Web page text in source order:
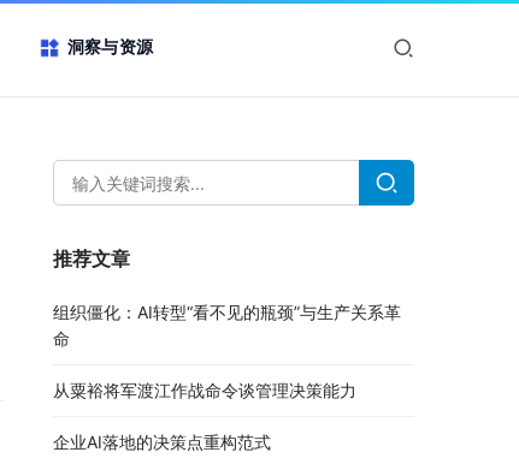
洞察与资源
推荐文章
组织僵化：AI转型“看不见的瓶颈”与生产关系革
命
从粟裕将军渡江作战命令谈管理决策能力
企业AI落地的决策点重构范式